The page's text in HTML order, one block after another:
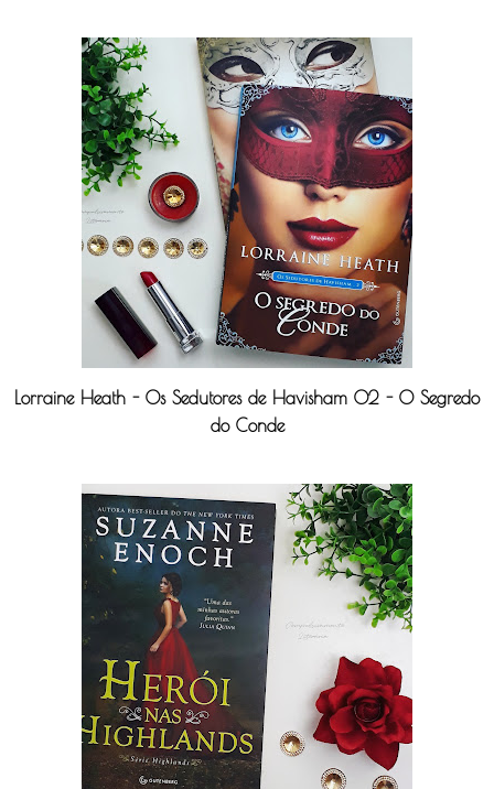
Lorraine Heath - Os Sedutores de Havisham 02 - O Segredo
do Conde